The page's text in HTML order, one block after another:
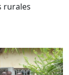
rurales